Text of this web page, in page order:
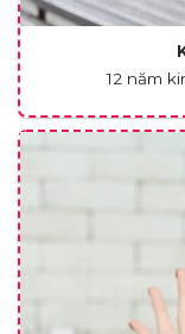
12 năm